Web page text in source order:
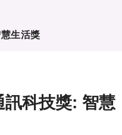
生活獎
科技獎: 智慧